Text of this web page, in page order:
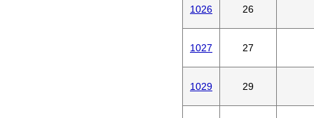
1026 26
1027 27
1029 29